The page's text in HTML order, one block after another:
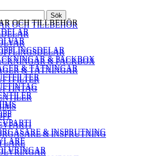
Sök
OCH TILLBEHÖR
& PACKBOX
& TÄTNINGAR
& INSPRUTNING
OCH TILLBEHÖR
& PACKBOX
& TÄTNINGAR
& INSPRUTNING